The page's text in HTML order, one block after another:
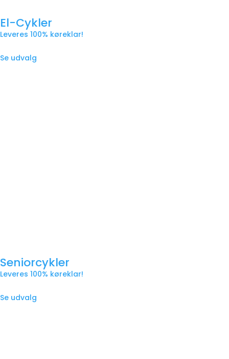
El-Cykler
Leveres 100% køreklar!
Se udvalg
Seniorcykler
Leveres 100% køreklar!
Se udvalg